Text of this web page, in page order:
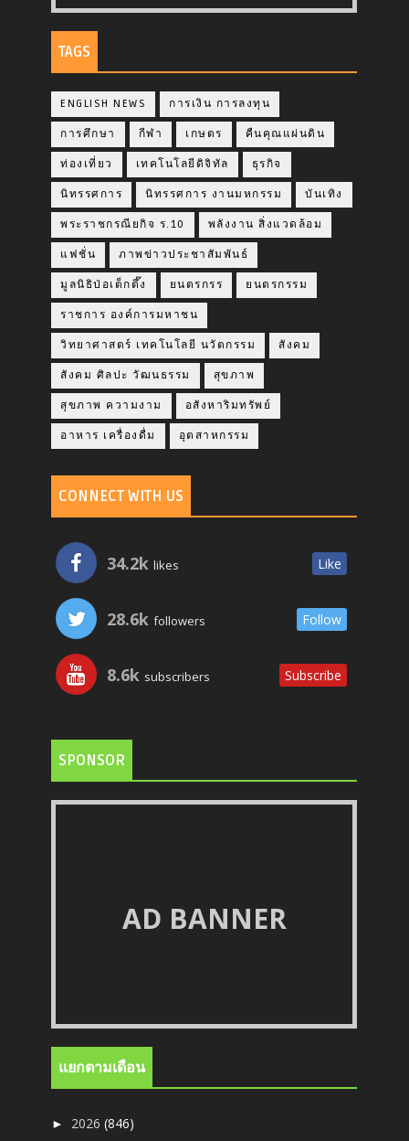
TAGS
ENGLISH NEWS การเงิน การลงทุน
การศึกษา กีฬา เกษตร คืนคุณแผ่นดิน
ท่องเที่ยว เทคโนโลยีดิจิทัล ธุรกิจ
นิทรรศการ นิทรรศการ งานมหกรรม บันเทิง
พระราชกรณียกิจ ร.10 พลังงาน สิ่งแวดล้อม
แฟชั่น ภาพข่าวประชาสัมพันธ์
มูลนิธิป่อเต็กตึ๊ง ยนตรกรร ยนตรกรรม
ราชการ องค์การมหาชน
วิทยาศาสตร์ เทคโนโลยี นวัตกรรม สังคม
สังคม ศิลปะ วัฒนธรรม สุขภาพ
สุขภาพ ความงาม อสังหาริมทรัพย์
อาหาร เครื่องดื่ม อุตสาหกรรม
CONNECT WITH US
34.2k likes Like
28.6k followers Follow
8.6k subscribers Subscribe
SPONSOR
AD BANNER
แยกตามเดือน
► 2026(846)